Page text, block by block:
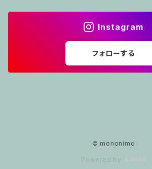
Instagram
フォローする
© mononimo
Powered by